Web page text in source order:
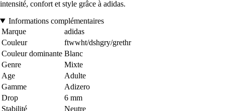
intensité, confort et style grâce à adidas.
Informations complémentaires
Marque
adidas
Couleur
ftwwht/dshgry/grethr
Couleur dominante Blanc
Genre
Mixte
Age
Adulte
Gamme
Adizero
Drop
6 mm
Stabilité
Neutre